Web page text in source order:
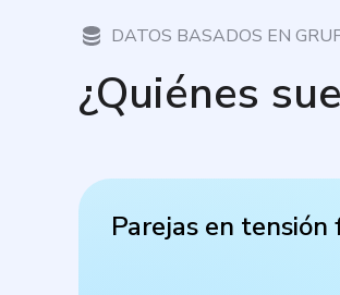
DATOS BASADOS EN
¿Quiénes
Parejas en